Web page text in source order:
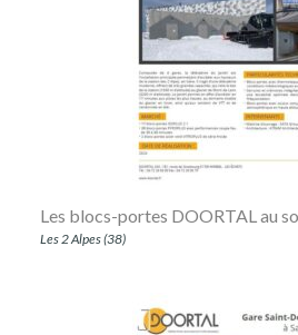
Les blocs-portes DOORTAL au
Les 2 Alpes (38)